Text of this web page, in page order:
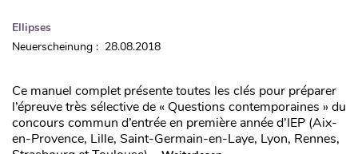
Ellipses
Neuerscheinung : 28.08.2018
Ce manuel complet présente toutes les clés pour préparer
l’épreuve très sélective de « Questions contemporaines » du
concours commun d’entrée en première année d’IEP (Aix-
en-Provence, Lille, Saint-Germain-en-Laye, Lyon, Rennes,